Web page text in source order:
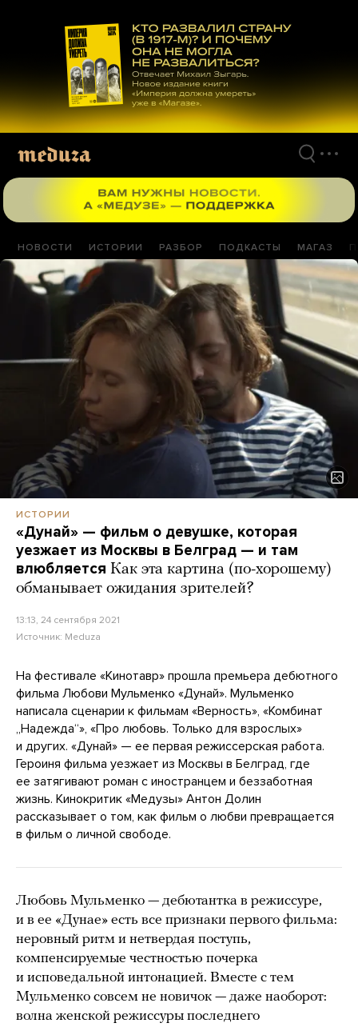
материалам
НОВОСТИ ИСТОРИИ РАЗБОР ПОДКАСТЫ МАГАЗ
ИСТОРИИ
«Дунай» — фильм о девушке, которая
уезжает из Москвы в Белград — и там
влюбляется Как эта картина (по-хорошему)
обманывает ожидания зрителей?
13:13, 24 сентября 2021
Источник: Meduza
На фестивале «Кинотавр» прошла премьера дебютного
фильма Любови Мульменко «Дунай». Мульменко
написала сценарии к фильмам «Верность», «Комбинат
„Надежда“», «Про любовь. Только для взрослых»
и других. «Дунай» — ее первая режиссерская работа.
Героиня фильма уезжает из Москвы в Белград, где
ее затягивают роман с иностранцем и беззаботная
жизнь. Кинокритик «Медузы» Антон Долин
рассказывает о том, как фильм о любви превращается
в фильм о личной свободе.
Любовь Мульменко — дебютантка в режиссуре,
и в ее «Дунае» есть все признаки первого фильма:
неровный ритм и нетвердая поступь,
компенсируемые честностью почерка
и исповедальной интонацией. Вместе с тем
Мульменко совсем не новичок — даже наоборот:
волна женской режиссуры последнего